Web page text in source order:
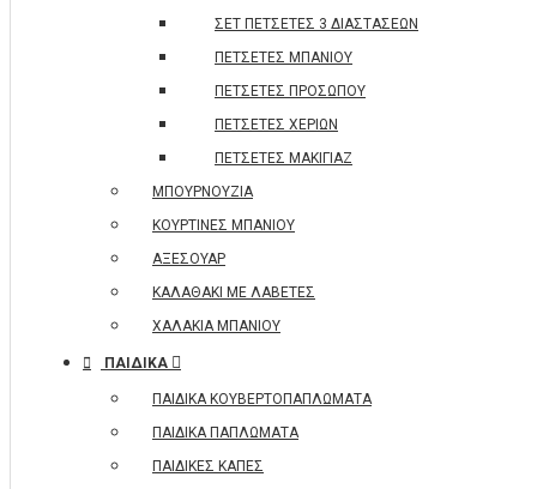
ΣΕΤ ΠΕΤΣΕΤΕΣ 3 ΔΙΑΣΤΑΣΕΩΝ
ΠΕΤΣΕΤΕΣ ΜΠΑΝΙΟΥ
ΠΕΤΣΕΤΕΣ ΠΡΟΣΩΠΟΥ
ΠΕΤΣΕΤΕΣ ΧΕΡΙΩΝ
ΠΕΤΣΕΤΕΣ ΜΑΚΙΓΙΑΖ
ΜΠΟΥΡΝΟΥΖΙΑ
ΚΟΥΡΤΙΝΕΣ ΜΠΑΝΙΟΥ
ΑΞΕΣΟΥΑΡ
ΚΑΛΑΘΑΚΙ ΜΕ ΛΑΒΕΤΕΣ
ΧΑΛΑΚΙΑ ΜΠΑΝΙΟΥ
ΠΑΙΔΙΚΑ
ΠΑΙΔΙΚΑ ΚΟΥΒΕΡΤΟΠΑΠΛΩΜΑΤΑ
ΠΑΙΔΙΚΑ ΠΑΠΛΩΜΑΤΑ
ΠΑΙΔΙΚΕΣ ΚΑΠΕΣ